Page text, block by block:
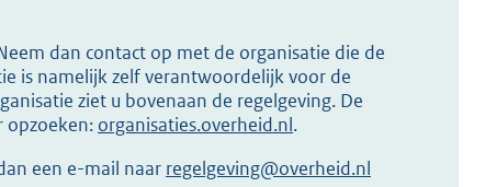
dan contact op met de organisatie die de
is namelijk zelf verantwoordelijk voor de
ziet u bovenaan de regelgeving. De
opzoeken: organisaties.overheid.nl.
een e-mail naar regelgeving@overheid.nl